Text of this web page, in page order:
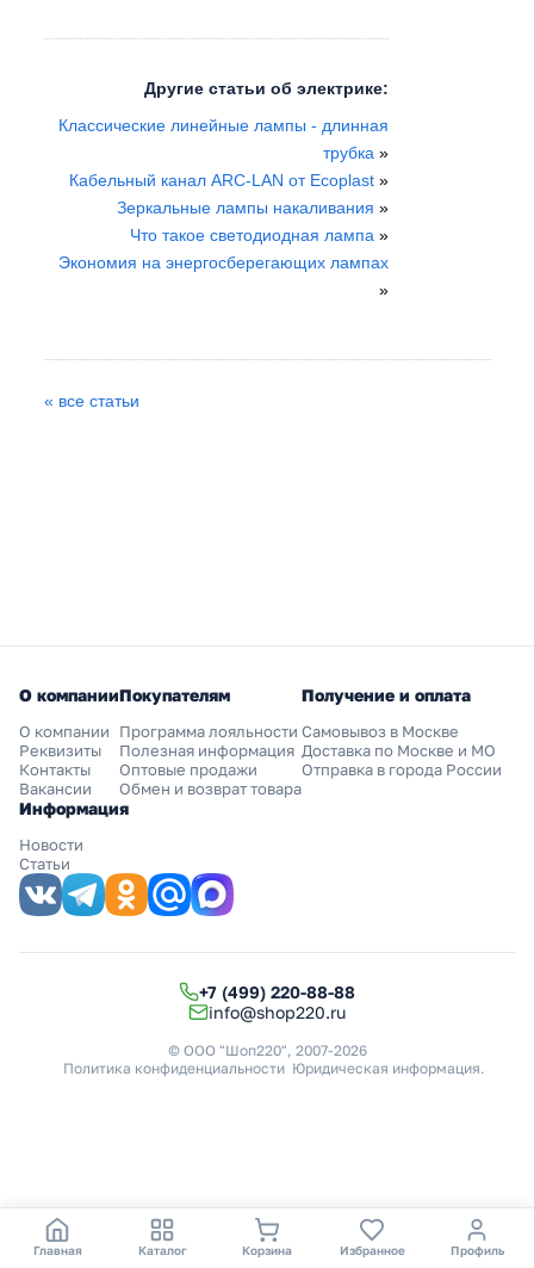
Другие статьи об электрике:
Классические линейные лампы - длинная
трубка »
Кабельный канал ARC-LAN от Ecoplast»
Зеркальные лампы накаливания »
Что такое светодиодная лампа »
Экономия на энергосберегающих лампах
»
« все статьи
О компании
О компании
Реквизиты
Контакты
Вакансии
Покупателям
Программа лояльности
Полезная информация
Оптовые продажи
Обмен и возврат товара
Получение и оплата
Самовывоз в Москве
Доставка по Москве и МО
Отправка в города России
Информация
Новости
Статьи
+7 (499) 220-88-88
info@shop220.ru
© ООО "Шоп220", 2007-2026
Политика конфиденциальности Юридическая информация.
Главная Каталог Корзина Избранное Профиль